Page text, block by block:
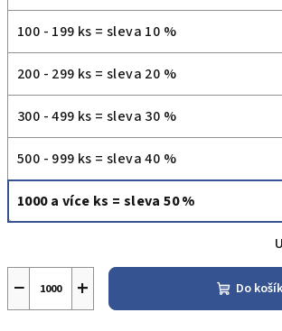
100 - 199 ks = sleva 10 %
200 - 299 ks = sleva 20 %
300 - 499 ks = sleva 30 %
500 - 999 ks = sleva 40 %
1000 a více ks = sleva 50 %
+
− Do